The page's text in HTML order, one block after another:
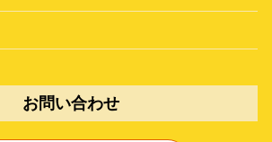
お問い合わせ